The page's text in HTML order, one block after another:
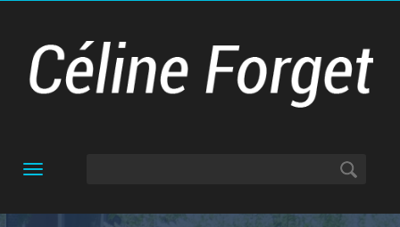
Toggle